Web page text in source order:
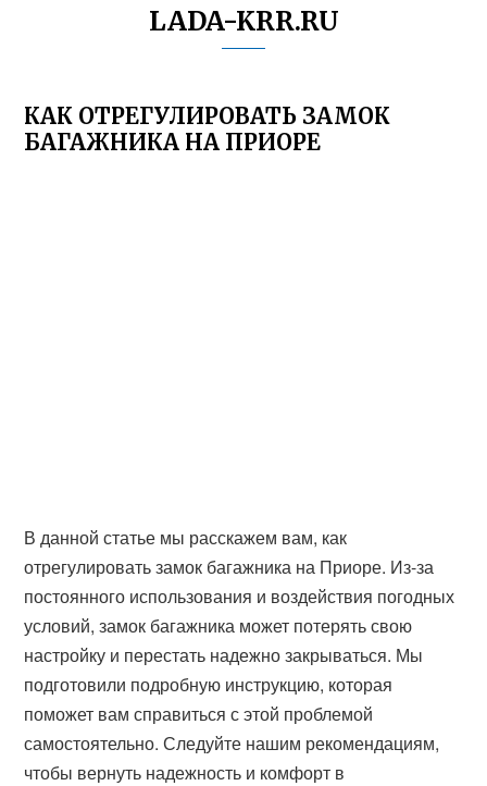
LADA-KRR.RU
КАК ОТРЕГУЛИРОВАТЬ ЗАМОК
БАГАЖНИКА НА ПРИОРЕ
В данной статье мы расскажем вам, как
отрегулировать замок багажника на Приоре. Из-за
постоянного использования и воздействия погодных
условий, замок багажника может потерять свою
настройку и перестать надежно закрываться. Мы
подготовили подробную инструкцию, которая
поможет вам справиться с этой проблемой
самостоятельно. Следуйте нашим рекомендациям,
чтобы вернуть надежность и комфорт в